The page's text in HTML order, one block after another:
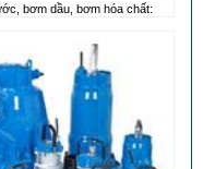
bơm dầu, bơm hóa chất: